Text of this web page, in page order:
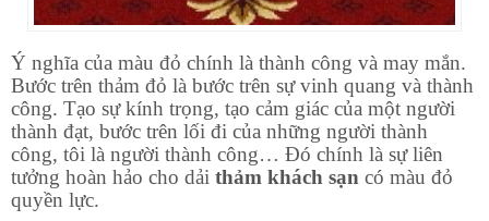
Ý nghĩa của màu đỏ chính là thành công và may mắn.
Bước trên thảm đỏ là bước trên sự vinh quang và thành
công. Tạo sự kính trọng, tạo cảm giác của một người
thành đạt, bước trên lối đi của những người thành
công, tôi là người thành công… Đó chính là sự liên
tưởng hoàn hảo cho dải thảm khách sạn có màu đỏ
quyền lực.